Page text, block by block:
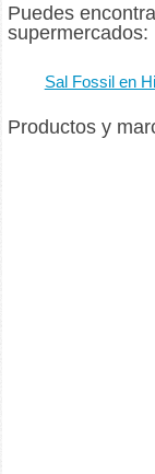
Puedes
supermercados:
Sal Fossil en
Productos y